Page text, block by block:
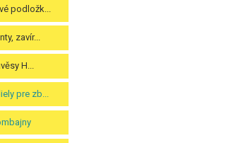
podložk...
zavír...
H...
pre zb...